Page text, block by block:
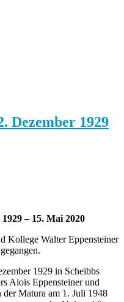
Dezember 1929
– 15. Mai 2020
Kollege Walter Eppensteiner
1929 in Scheibbs
Alois Eppensteiner und
der Matura am 1. Juli 1948